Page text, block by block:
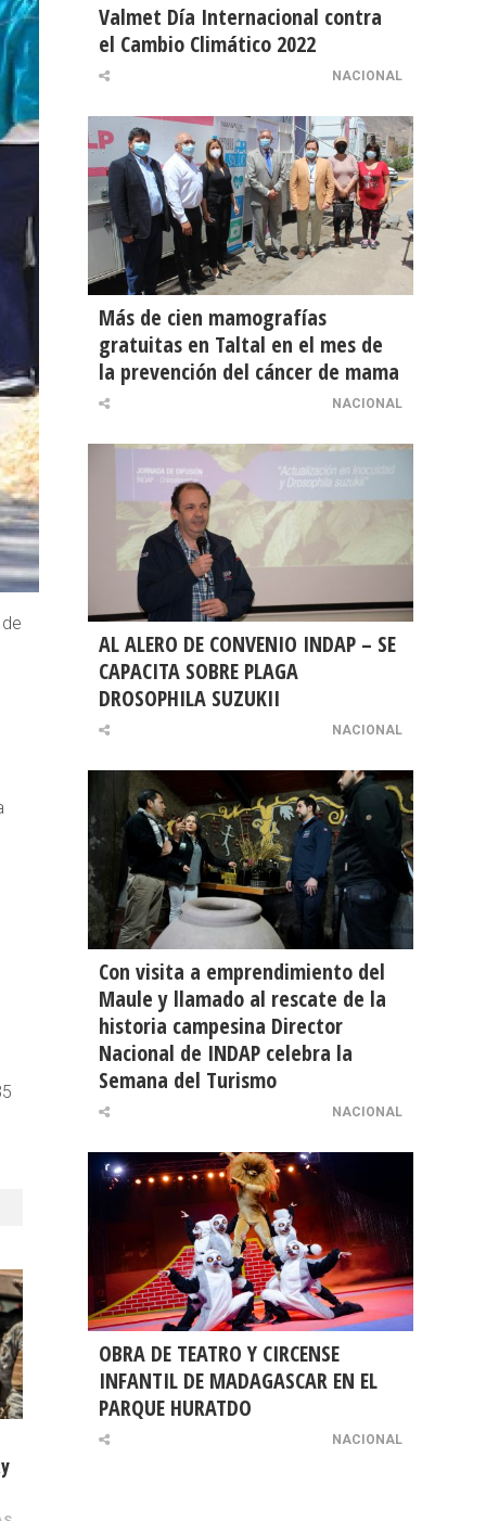
Valmet Día Internacional contra
el Cambio Climático 2022
NACIONAL
Más de cien mamografías
gratuitas en Taltal en el mes de
la prevención del cáncer de mama
NACIONAL
AL ALERO DE CONVENIO INDAP – SE
CAPACITA SOBRE PLAGA
DROSOPHILA SUZUKII
NACIONAL
Con visita a emprendimiento del
Maule y llamado al rescate de la
historia campesina Director
Nacional de INDAP celebra la
Semana del Turismo
NACIONAL
OBRA DE TEATRO Y CIRCENSE
INFANTIL DE MADAGASCAR EN EL
PARQUE HURATDO
NACIONAL